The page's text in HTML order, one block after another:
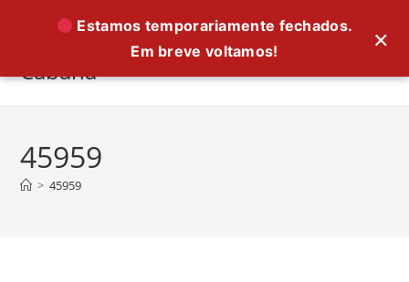
conteúdo
Cabana
45959
> 45959
×
Estamos temporariamente fechados.
Em breve voltamos!